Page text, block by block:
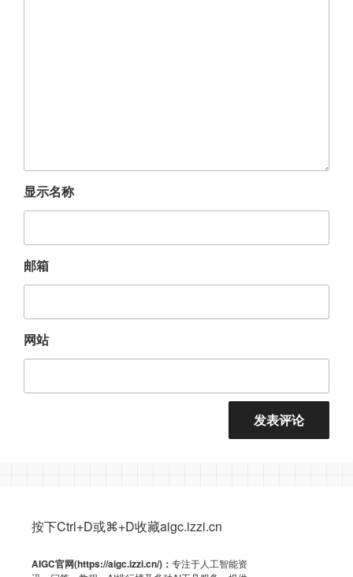
显示名称
邮箱
网站
按下Ctrl+D或⌘+D收藏aigc.izzi.cn
AIGC官网(https://aigc.izzi.cn/)： 专注于人工智能资